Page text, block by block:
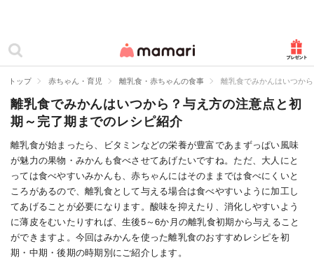
ママリ
カテゴリー一覧
妊娠
出産
赤ちゃん・育児
子育て・家族
病院
美容・ファッション
トップ 赤ちゃん・育児 離乳食・赤ちゃんの食事 離乳食でみかんはいつか
離乳食でみかんはいつから？与え方の注意点と初
期～完了期までのレシピ紹介
離乳食が始まったら、ビタミンなどの栄養が豊富であまずっぱい風味
が魅力の果物・みかんも食べさせてあげたいですね。ただ、大人にと
っては食べやすいみかんも、赤ちゃんにはそのままでは食べにくいと
ころがあるので、離乳食として与える場合は食べやすいように加工し
てあげることが必要になります。酸味を抑えたり、消化しやすいよう
に薄皮をむいたりすれば、生後5～6か月の離乳食初期から与えること
ができますよ。今回はみかんを使った離乳食のおすすめレシピを初
期・中期・後期の時期別にご紹介します。